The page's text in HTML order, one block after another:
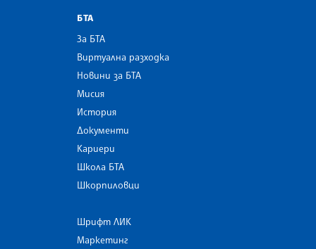
БТА
За БТА
Виртуална разходка
Новини за БТА
Мисия
История
Документи
Кариери
Школа БТА
Шкорпиловци
Шрифт ЛИК
Маркетинг